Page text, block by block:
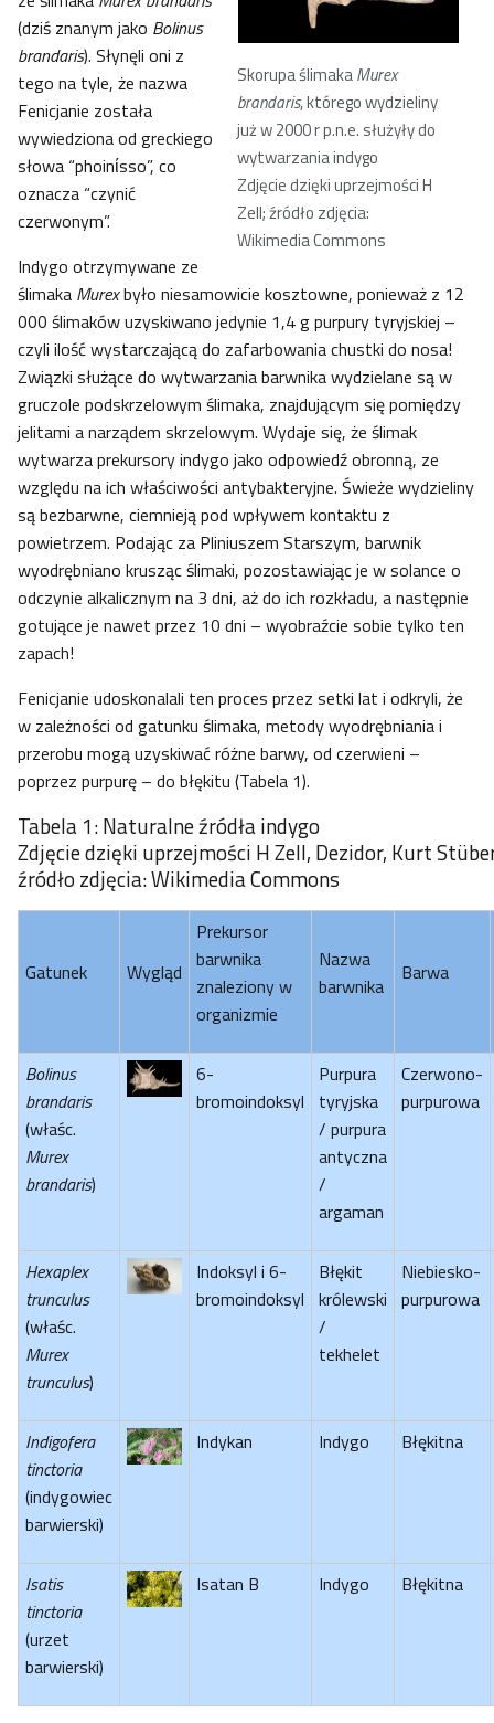
Skorupa ślimakaMurex
brandaris, którego wydzieliny
już w 2000 r p.n.e. służyły do
wytwarzania indygo
Zdjęcie dzięki uprzejmości H
Zell; źródło zdjęcia:
Wikimedia Commons
(dziś znanym jako Bolinus
brandaris). Słynęli oni z
tego na tyle, że nazwa
Fenicjanie została
wywiedziona od greckiego
słowa “phoinίsso”, co
oznacza “czynić
czerwonym”.
Indygo otrzymywane ze
ślimaka Murexbyło niesamowicie kosztowne, ponieważ z 12
000 ślimaków uzyskiwano jedynie 1,4 g purpury tyryjskiej –
czyli ilość wystarczającą do zafarbowania chustki do nosa!
Związki służące do wytwarzania barwnika wydzielane są w
gruczole podskrzelowym ślimaka, znajdującym się pomiędzy
jelitami a narządem skrzelowym. Wydaje się, że ślimak
wytwarza prekursory indygo jako odpowiedź obronną, ze
względu na ich właściwości antybakteryjne. Świeże wydzieliny
są bezbarwne, ciemnieją pod wpływem kontaktu z
powietrzem. Podając za Pliniuszem Starszym, barwnik
wyodrębniano krusząc ślimaki, pozostawiając je w solance o
odczynie alkalicznym na 3 dni, aż do ich rozkładu, a następnie
gotujące je nawet przez 10 dni – wyobraźcie sobie tylko ten
zapach!
Fenicjanie udoskonalali ten proces przez setki lat i odkryli, że
w zależności od gatunku ślimaka, metody wyodrębniania i
przerobu mogą uzyskiwać różne barwy, od czerwieni –
poprzez purpurę – do błękitu (Tabela 1).
Tabela 1: Naturalne źródła indygo
Zdjęcie dzięki uprzejmości H Zell, Dezidor, Kurt
źródło zdjęcia: Wikimedia Commons
Gatunek Wygląd
Prekursor
barwnika
znaleziony w
organizmie
Nazwa
barwnika
Barwa
Bolinus
brandaris
(właśc.
Murex
brandaris)
6-
bromoindoksyl
Purpura
tyryjska
/ purpura
antyczna
/
argaman
Czerwono-
purpurowa
Hexaplex
trunculus
(właśc.
Murex
trunculus)
Indoksyl i 6-
bromoindoksyl
Błękit
królewski
/
tekhelet
Niebiesko-
purpurowa
Indigofera
tinctoria
(indygowiec
barwierski)
Indykan Indygo Błękitna
Isatis
tinctoria
(urzet
barwierski)
Isatan B Indygo Błękitna